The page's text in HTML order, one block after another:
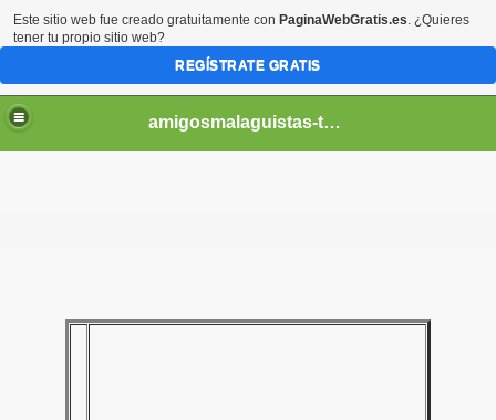
amigosmalaguistas-temporadas
Este sitio web fue creado gratuitamente con PaginaWebGratis.es. ¿Quieres
tener tu propio sitio web?
REGÍSTRATE GRATIS